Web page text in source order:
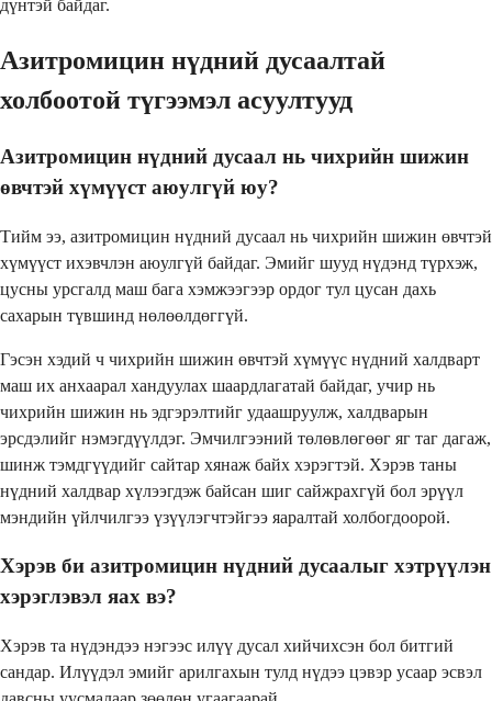
дүнтэй байдаг.
Азитромицин нүдний дусаалтай
холбоотой түгээмэл асуултууд
Азитромицин нүдний дусаал нь чихрийн шижин
өвчтэй хүмүүст аюулгүй юу?
Тийм ээ, азитромицин нүдний дусаал нь чихрийн шижин өвчтэй
хүмүүст ихэвчлэн аюулгүй байдаг. Эмийг шууд нүдэнд түрхэж,
цусны урсгалд маш бага хэмжээгээр ордог тул цусан дахь
сахарын түвшинд нөлөөлдөггүй.
Гэсэн хэдий ч чихрийн шижин өвчтэй хүмүүс нүдний халдварт
маш их анхаарал хандуулах шаардлагатай байдаг, учир нь
чихрийн шижин нь эдгэрэлтийг удаашруулж, халдварын
эрсдэлийг нэмэгдүүлдэг. Эмчилгээний төлөвлөгөөг яг таг дагаж,
шинж тэмдгүүдийг сайтар хянаж байх хэрэгтэй. Хэрэв таны
нүдний халдвар хүлээгдэж байсан шиг сайжрахгүй бол эрүүл
мэндийн үйлчилгээ үзүүлэгчтэйгээ яаралтай холбогдоорой.
Хэрэв би азитромицин нүдний дусаалыг хэтрүүлэн
хэрэглэвэл яах вэ?
Хэрэв та нүдэндээ нэгээс илүү дусал хийчихсэн бол битгий
сандар. Илүүдэл эмийг арилгахын тулд нүдээ цэвэр усаар эсвэл